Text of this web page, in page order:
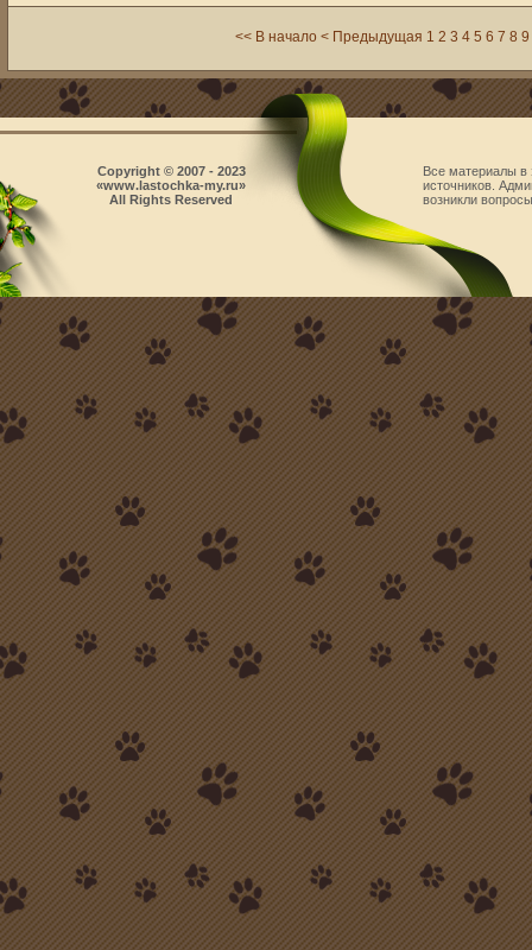
<< В начало < Предыдущая 1 2 3 4 5 6 7 8 9
Все материалы в
источников.
возникли
Copyright © 2007 - 2023
«www.lastochka-my.ru»
All Rights Reserved